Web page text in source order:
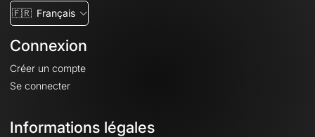
🇫🇷 Français
Connexion
Créer un compte
Se connecter
Informations légales